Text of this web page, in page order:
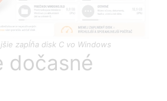
zapĺňa disk C vo Windows
dočasné